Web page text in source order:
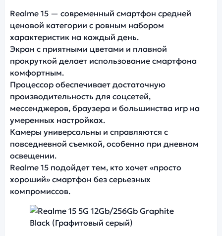
Realme 15 — современный смартфон средней
ценовой категории с ровным набором
характеристик на каждый день.
Экран с приятными цветами и плавной
прокруткой делает использование смартфона
комфортным.
Процессор обеспечивает достаточную
производительность для соцсетей,
мессенджеров, браузера и большинства игр на
умеренных настройках.
Камеры универсальны и справляются с
повседневной съемкой, особенно при дневном
освещении.
Realme 15 подойдет тем, кто хочет «просто
хороший» смартфон без серьезных
компромиссов.